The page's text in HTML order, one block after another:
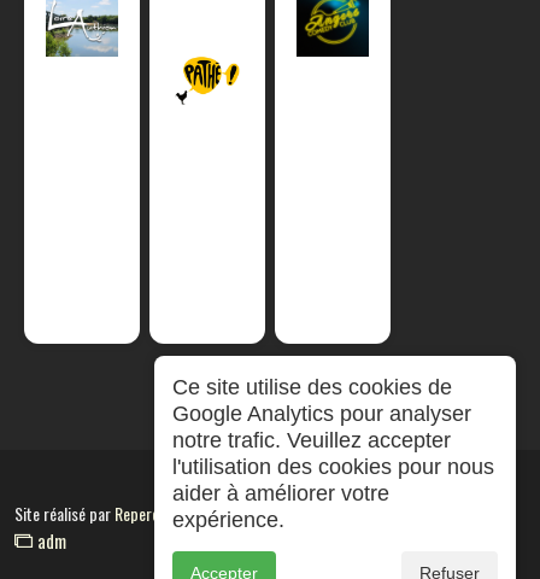
Site réalisé parRepereCom
adm
Ce site utilise des cookies de
Google Analytics pour analyser
notre trafic. Veuillez accepter
l'utilisation des cookies pour nous
aider à améliorer votre
expérience.
Accepter Refuser